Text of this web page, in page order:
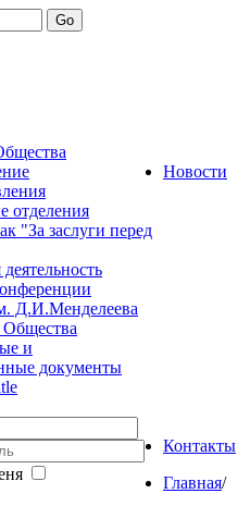
Go
отделения
"За заслуги перед
Д.И.Менделеева
и
документы
Новости
Контакты
Главная/